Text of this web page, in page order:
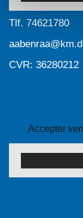
Tlf. 74621780
CVR: 36280212
Accepter